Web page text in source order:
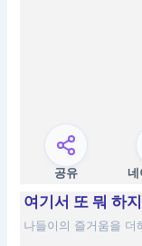
공유
여기서 또 뭐 하
나들이의 즐거움을 더